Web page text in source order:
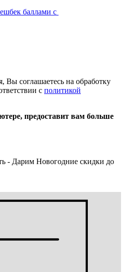
баллами с
Вы соглашаетесь на обработку
с политикой
предоставит вам больше
- Дарим Новогодние скидки до